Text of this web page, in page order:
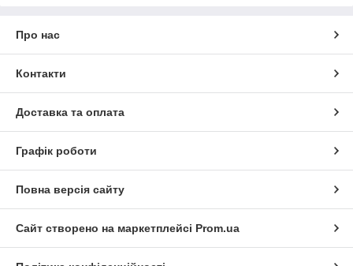
Про нас
Контакти
Доставка та оплата
Графік роботи
Повна версія сайту
Сайт створено на маркетплейсі Prom.ua